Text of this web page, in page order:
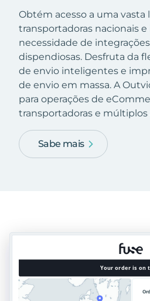
Obtém acesso a uma vasta
transportadoras nacionais
necessidade de
dispendiosas. Desfruta da
de envio inteligentes e
de envio em massa. A
para operações de
transportadoras e múltiplos
Sabe mais